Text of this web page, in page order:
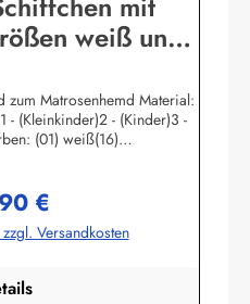
weiß und
zum Matrosenhemd Material:
- (Kleinkinder)2 - (Kinder)3 -
(01) weiß(16)
Preis:
€
Versandkosten